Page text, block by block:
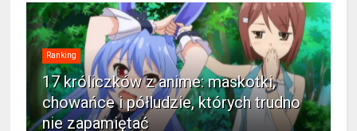
Ranking
17 króliczków z anime: maskotki,
chowańce i półludzie, których trudno
nie zapamiętać